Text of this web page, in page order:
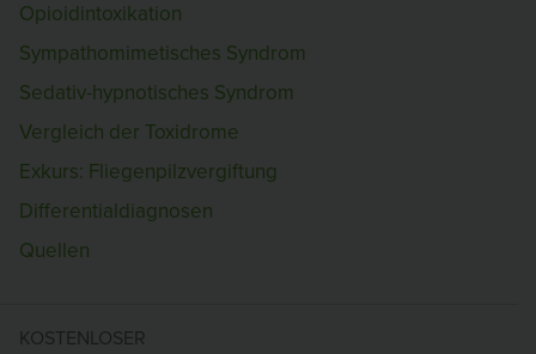
Opioidintoxikation
Sympathomimetisches Syndrom
Sedativ-hypnotisches Syndrom
Vergleich der Toxidrome
Exkurs: Fliegenpilzvergiftung
Differentialdiagnosen
Quellen
KOSTENLOSER